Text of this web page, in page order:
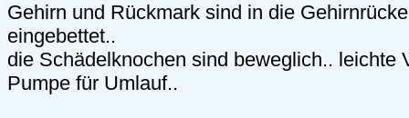
Gehirn und Rückmark sind in die
eingebettet..
die Schädelknochen sind beweglich.. leichte
Pumpe für Umlauf..